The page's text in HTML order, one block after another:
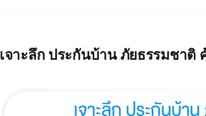
เจาะลึก ประกันบ้าน ภัยธรรมชาติ